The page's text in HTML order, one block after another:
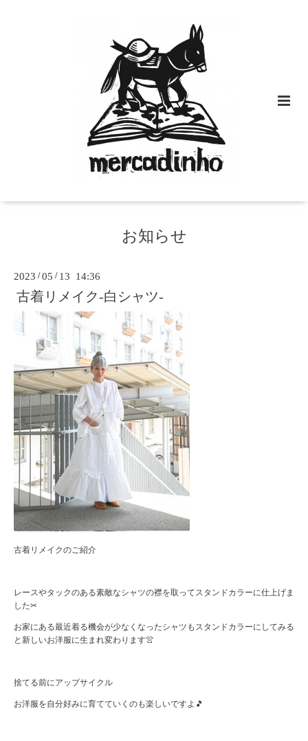
お知らせ
2023 /05 / 13 14:36
古着リメイク-白シャツ-
古着リメイクのご紹介
レースやタックのある素敵なシャツの襟を取ってスタンドカラーに仕上げま
した✂︎
お家にある最近着る機会が少なくなったシャツもスタンドカラーにしてみる
と新しいお洋服に生まれ変わります👚
捨てる前にアップサイクル
お洋服を自分好みに育てていくのも楽しいですよ🎵